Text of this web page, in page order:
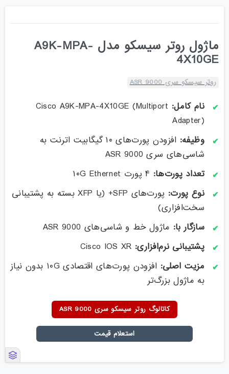
ماژول روتر سیسکو مدل A9K-MPA-
4X10GE
روتر سیسکو سری ASR 9000
نام کامل: Cisco A9K-MPA-4X10GE (Multiport
Adapter)
وظیفه:
افزودن پورت‌های ۱۰ گیگابیت اترنت به
شاسی‌های سری ASR 9000
تعداد پورت‌ها:
نوع پورت:
پورت‌های SFP+ (یا XFP بسته به پشتیبانی
سخت‌افزاری)
سازگار با: ماژول خط و شاسی‌های ASR 9000
پشتیبانی نرم‌افزاری:
مزیت اصلی:
افزودن پورت‌های اقتصادی ۱۰G بدون نیاز
به ماژول بزرگ‌تر
کاتالوگ روتر سیسکو سری ASR 9000
استعلام قیمت